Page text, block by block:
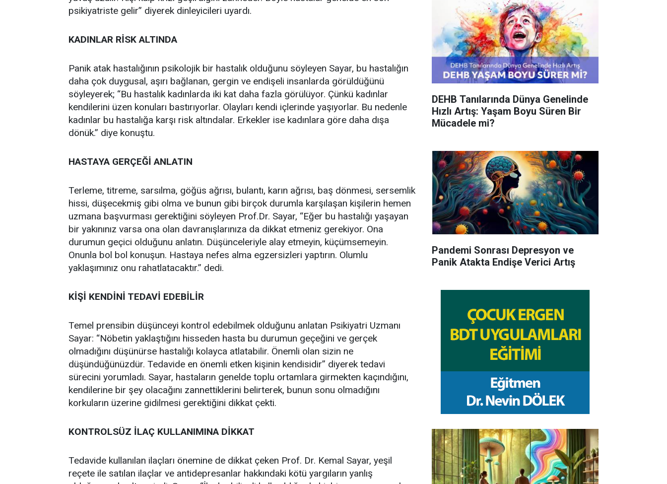
psikiyatriste gelir” diyerek dinleyicileri uyardı.
KADINLAR RİSK ALTINDA
Panik atak hastalığının psikolojik bir hastalık olduğunu söyleyen Sayar, bu hastalığın
daha çok duygusal, aşırı bağlanan, gergin ve endişeli insanlarda görüldüğünü
söyleyerek; “Bu hastalık kadınlarda iki kat daha fazla görülüyor. Çünkü kadınlar
kendilerini üzen konuları bastırıyorlar. Olayları kendi içlerinde yaşıyorlar. Bu nedenle
kadınlar bu hastalığa karşı risk altındalar. Erkekler ise kadınlara göre daha dışa
dönük.” diye konuştu.
HASTAYA GERÇEĞİ ANLATIN
Terleme, titreme, sarsılma, göğüs ağrısı, bulantı, karın ağrısı, baş dönmesi, sersemlik
hissi, düşecekmiş gibi olma ve bunun gibi birçok durumla karşılaşan kişilerin hemen
uzmana başvurması gerektiğini söyleyen Prof.Dr. Sayar, “Eğer bu hastalığı yaşayan
bir yakınınız varsa ona olan davranışlarınıza da dikkat etmeniz gerekiyor. Ona
durumun geçici olduğunu anlatın. Düşünceleriyle alay etmeyin, küçümsemeyin.
Onunla bol bol konuşun. Hastaya nefes alma egzersizleri yaptırın. Olumlu
yaklaşımınız onu rahatlatacaktır.” dedi.
KİŞİ KENDİNİ TEDAVİ EDEBİLİR
Temel prensibin düşünceyi kontrol edebilmek olduğunu anlatan Psikiyatri Uzmanı
Sayar: “Nöbetin yaklaştığını hisseden hasta bu durumun geçeğini ve gerçek
olmadığını düşünürse hastalığı kolayca atlatabilir. Önemli olan sizin ne
düşündüğünüzdür. Tedavide en önemli etken kişinin kendisidir” diyerek tedavi
sürecini yorumladı. Sayar, hastaların genelde toplu ortamlara girmekten kaçındığını,
kendilerine bir şey olacağını zannettiklerini belirterek, bunun sonu olmadığını
korkuların üzerine gidilmesi gerektiğini dikkat çekti.
KONTROLSÜZ İLAÇ KULLANIMINA DİKKAT
Tedavide kullanılan ilaçları önemine de dikkat çeken Prof. Dr. Kemal Sayar, yeşil
reçete ile satılan ilaçlar ve antidepresanlar hakkındaki kötü yargıların yanlış
DEHB Tanılarında Dünya Genelinde
Hızlı Artış: Yaşam Boyu Süren Bir
Mücadele mi?
Pandemi Sonrası Depresyon ve
Panik Atakta Endişe Verici Artış